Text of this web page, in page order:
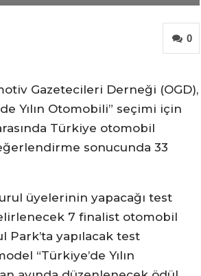
0
Gazetecileri Derneği (OGD),
Yılın Otomobili” seçimi için
Türkiye otomobil
sonucunda 33
üyelerinin yapacağı test
7 finalist otomobil
Park’ta yapılacak test
“Türkiye’de Yılın